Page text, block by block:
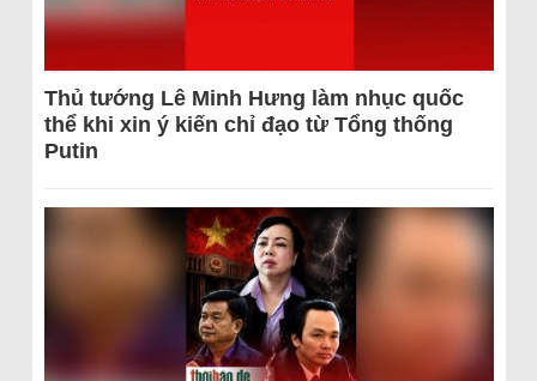
Thủ tướng Lê Minh Hưng làm nhục quốc
thể khi xin ý kiến chỉ đạo từ Tổng thống
Putin